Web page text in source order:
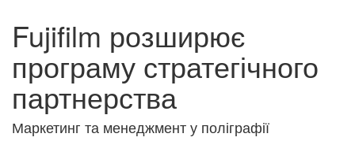
Fujifilm розширює
програму стратегічного
партнерства
Маркетинг та менеджмент у поліграфії